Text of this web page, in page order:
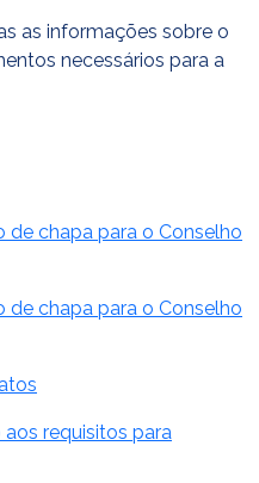
as informações sobre o
necessários para a
de chapa para o Conselho
de chapa para o Conselho
requisitos para